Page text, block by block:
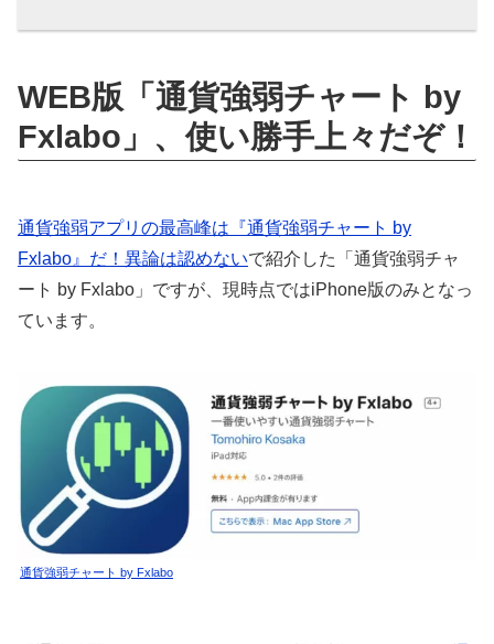
WEB版「通貨強弱チャート by
Fxlabo」、使い勝手上々だぞ！
通貨強弱アプリの最高峰は『通貨強弱チャート by
Fxlabo』だ！異論は認めないで紹介した「通貨強弱チャ
ート by Fxlabo」ですが、現時点ではiPhone版のみとなっ
ています。
通貨強弱チャート by Fxlabo